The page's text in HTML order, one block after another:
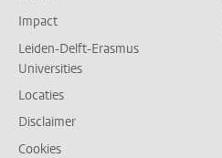
Impact
Leiden-Delft-Erasmus
Universities
Locaties
Disclaimer
Cookies